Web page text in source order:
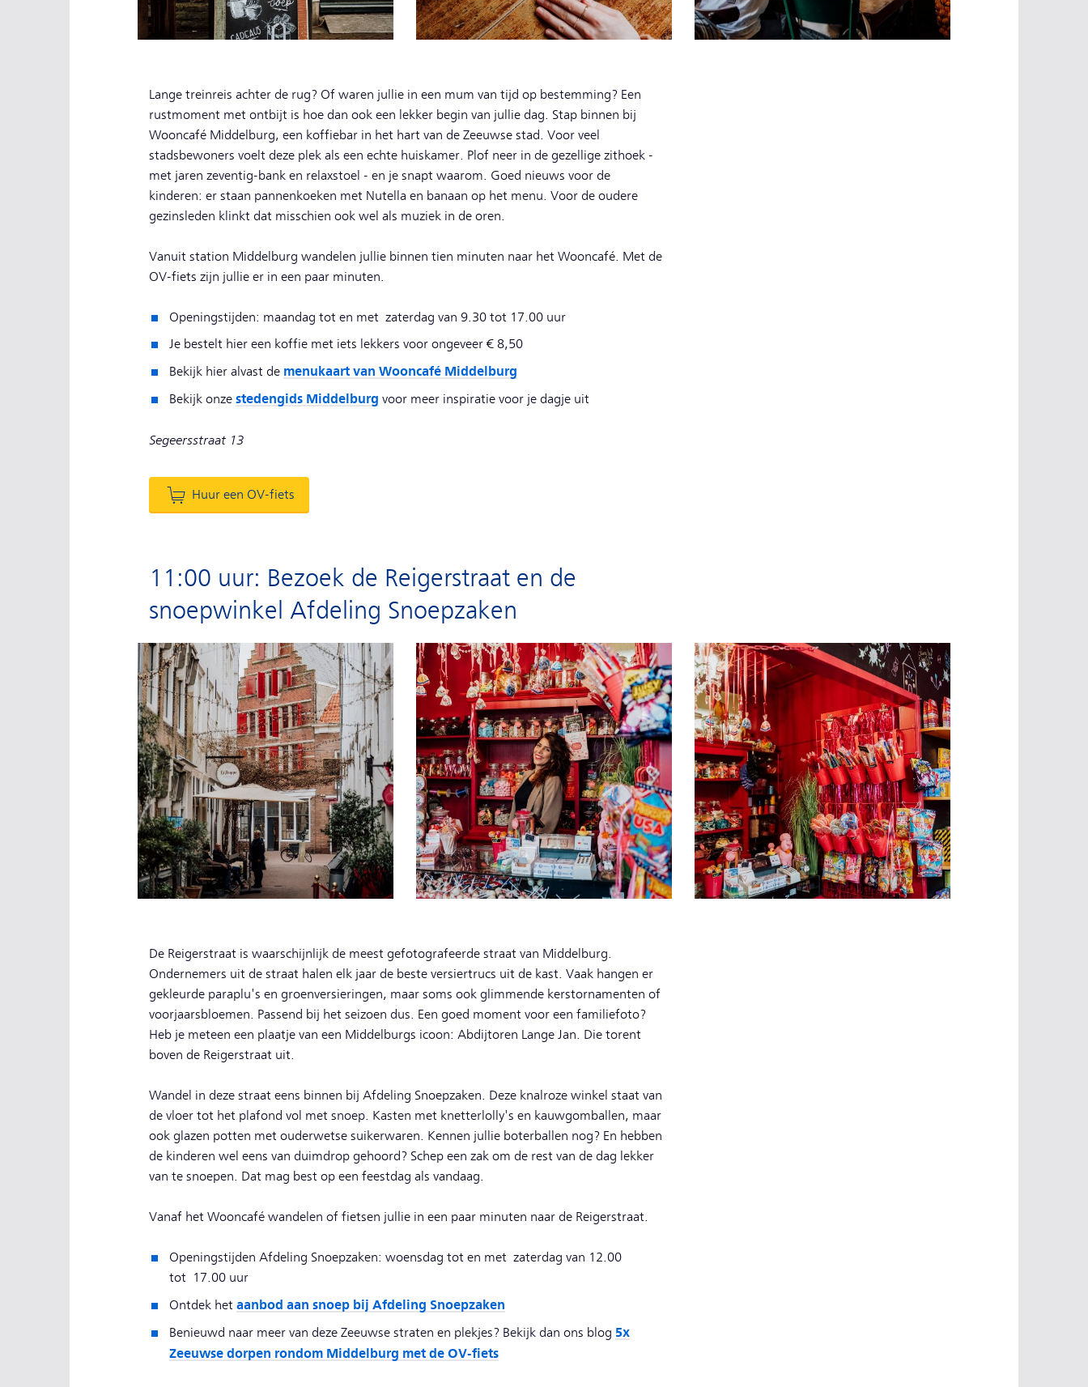
Lange treinreis achter de rug? Of waren jullie in een mum van tijd op bestemming? Een
rustmoment met ontbijt is hoe dan ook een lekker begin van jullie dag. Stap binnen bij
Wooncafé Middelburg, een koffiebar in het hart van de Zeeuwse stad. Voor veel
stadsbewoners voelt deze plek als een echte huiskamer. Plof neer in de gezellige zithoek -
met jaren zeventig-bank en relaxstoel - en je snapt waarom. Goed nieuws voor de
kinderen: er staan pannenkoeken met Nutella en banaan op het menu. Voor de oudere
gezinsleden klinkt dat misschien ook wel als muziek in de oren.
Vanuit station Middelburg wandelen jullie binnen tien minuten naar het Wooncafé. Met de
OV-fiets zijn jullie er in een paar minuten.
Openingstijden: maandag tot en met zaterdag van 9.30 tot 17.00 uur
Je bestelt hier een koffie met iets lekkers voor ongeveer € 8,50
Bekijk hier alvast de menukaart van Wooncafé Middelburg
Bekijk onze stedengids Middelburg voor meer inspiratie voor je dagje uit
Segeersstraat 13
Huur een OV-fiets
11:00 uur: Bezoek de Reigerstraat en de
snoepwinkel Afdeling Snoepzaken
De Reigerstraat is waarschijnlijk de meest gefotografeerde straat van Middelburg.
Ondernemers uit de straat halen elk jaar de beste versiertrucs uit de kast. Vaak hangen er
gekleurde paraplu's en groenversieringen, maar soms ook glimmende kerstornamenten of
voorjaarsbloemen. Passend bij het seizoen dus. Een goed moment voor een familiefoto?
Heb je meteen een plaatje van een Middelburgs icoon: Abdijtoren Lange Jan. Die torent
boven de Reigerstraat uit.
Wandel in deze straat eens binnen bij Afdeling Snoepzaken. Deze knalroze winkel staat van
de vloer tot het plafond vol met snoep. Kasten met knetterlolly's en kauwgomballen, maar
ook glazen potten met ouderwetse suikerwaren. Kennen jullie boterballen nog? En hebben
de kinderen wel eens van duimdrop gehoord? Schep een zak om de rest van de dag lekker
van te snoepen. Dat mag best op een feestdag als vandaag.
Vanaf het Wooncafé wandelen of fietsen jullie in een paar minuten naar de Reigerstraat.
Openingstijden Afdeling Snoepzaken: woensdag tot en met zaterdag van 12.00
tot 17.00 uur
Ontdek het aanbod aan snoep bij Afdeling Snoepzaken
Benieuwd naar meer van deze Zeeuwse straten en plekjes? Bekijk dan ons blog 5x
Zeeuwse dorpen rondom Middelburg met de OV-fiets